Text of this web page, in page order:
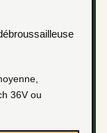
36V ou